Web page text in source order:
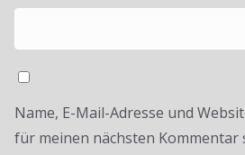
Name, E-Mail-Adresse und
für meinen nächsten Kommentar